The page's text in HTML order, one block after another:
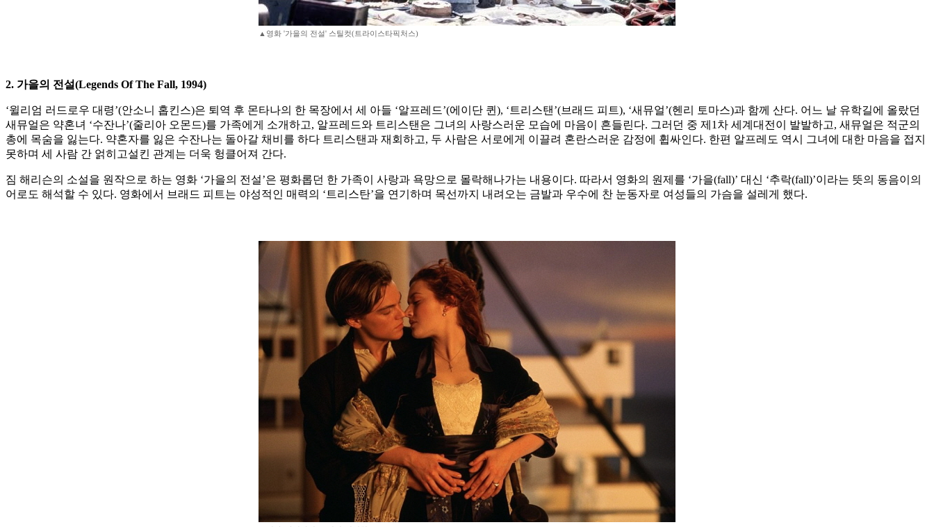
▲영화 '가을의 전설' 스틸컷(트라이스타픽처스)
2. 가을의 전설(Legends Of The Fall, 1994)
‘윌리엄 러드로우 대령’(안소니 홉킨스)은 퇴역 후 몬타나의 한 목장에서 세 아들 ‘알프레드’(에이단 퀸), ‘트리스탠’(브래드 피트), ‘새뮤얼’(헨리 토마스)과 함께 산다. 어느 날 유학길에 올랐던
새뮤얼은 약혼녀 ‘수잔나’(줄리아 오몬드)를 가족에게 소개하고, 알프레드와 트리스탠은 그녀의 사랑스러운 모습에 마음이 흔들린다. 그러던 중 제1차 세계대전이 발발하고, 새뮤얼은 적군의
총에 목숨을 잃는다. 약혼자를 잃은 수잔나는 돌아갈 채비를 하다 트리스탠과 재회하고, 두 사람은 서로에게 이끌려 혼란스러운 감정에 휩싸인다. 한편 알프레도 역시 그녀에 대한 마음을 접지
못하며 세 사람 간 얽히고설킨 관계는 더욱 헝클어져 간다.
짐 해리슨의 소설을 원작으로 하는 영화 ‘가을의 전설’은 평화롭던 한 가족이 사랑과 욕망으로 몰락해나가는 내용이다. 따라서 영화의 원제를 ‘가을(fall)’ 대신 ‘추락(fall)’이라는 뜻의 동음이의
어로도 해석할 수 있다. 영화에서 브래드 피트는 야성적인 매력의 ‘트리스탄’을 연기하며 목선까지 내려오는 금발과 우수에 찬 눈동자로 여성들의 가슴을 설레게 했다.